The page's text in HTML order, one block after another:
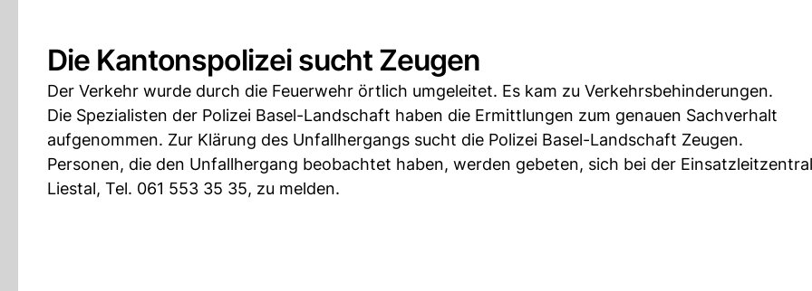
Die Kantonspolizei sucht Zeugen
Der Verkehr wurde durch die Feuerwehr örtlich umgeleitet. Es kam zu Verkehrsbehinderungen.
Die Spezialisten der Polizei Basel-Landschaft haben die Ermittlungen zum genauen Sachverhalt
aufgenommen. Zur Klärung des Unfallhergangs sucht die Polizei Basel-Landschaft Zeugen.
Personen, die den Unfallhergang beobachtet haben, werden gebeten, sich bei der
Liestal, Tel. 061 553 35 35, zu melden.